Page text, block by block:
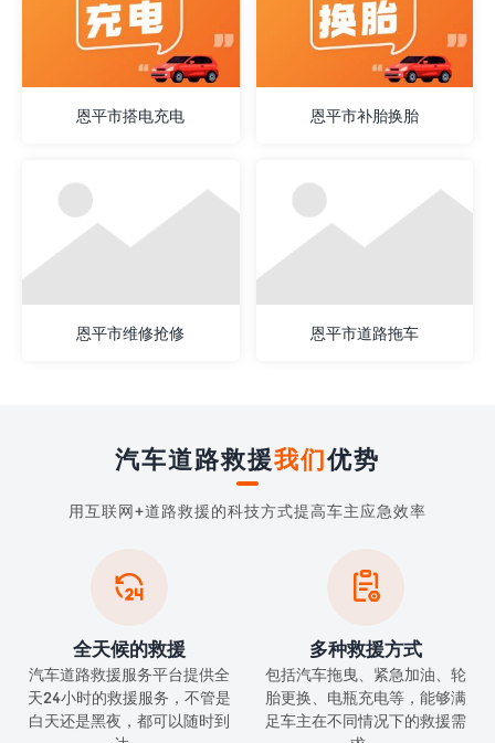
恩平市搭电充电 恩平市补胎换胎
恩平市维修抢修 恩平市道路拖车
汽车道路救援我们优势
用互联网+道路救援的科技方式提高车主应急效率

全天候的救援
汽车道路救援服务平台提供全
天24小时的救援服务，不管是
白天还是黑夜，都可以随时到

多种救援方式
包括汽车拖曳、紧急加油、轮
胎更换、电瓶充电等，能够满
足车主在不同情况下的救援需